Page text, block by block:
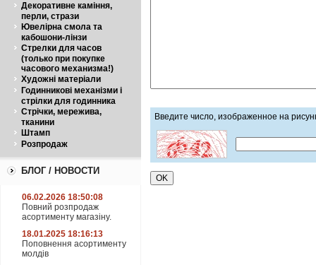
Декоративне каміння,
перли, стрази
Ювелірна смола та
кабошони-лінзи
Стрелки для часов
(только при покупке
часового механизма!)
Художні матеріали
Годинникові механізми і
стрілки для годинника
Стрічки, мережива,
тканини
Штамп
Розпродаж
БЛОГ / НОВОСТИ
06.02.2026 18:50:08
Повний розпродаж
асортименту магазіну.
18.01.2025 18:16:13
Поповнення асортименту
молдів
Введите число, изображенное на